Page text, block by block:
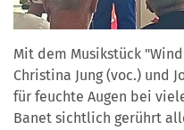
Mit dem Musikstück
Christina Jung (voc.) und
für feuchte Augen bei
Banet sichtlich gerührt